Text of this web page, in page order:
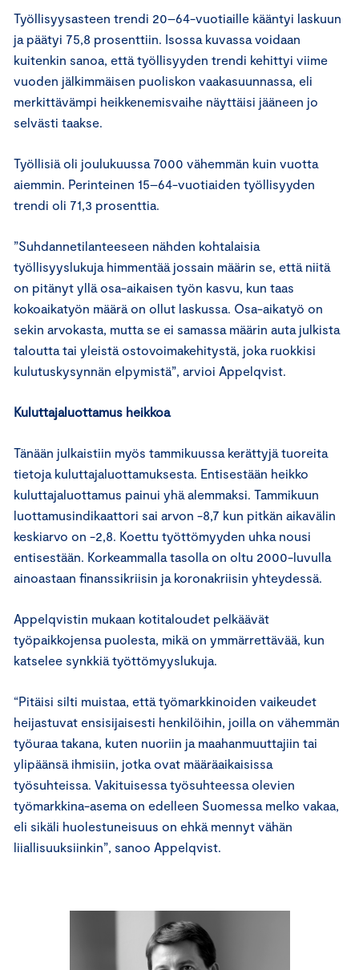
Työllisyysasteen trendi 20–64-vuotiaille kääntyi laskuun
ja päätyi 75,8 prosenttiin. Isossa kuvassa voidaan
kuitenkin sanoa, että työllisyyden trendi kehittyi viime
vuoden jälkimmäisen puoliskon vaakasuunnassa, eli
merkittävämpi heikkenemisvaihe näyttäisi jääneen jo
selvästi taakse.
Työllisiä oli joulukuussa 7000 vähemmän kuin vuotta
aiemmin. Perinteinen 15–64-vuotiaiden työllisyyden
trendi oli 71,3 prosenttia.
”Suhdannetilanteeseen nähden kohtalaisia
työllisyyslukuja himmentää jossain määrin se, että niitä
on pitänyt yllä osa-aikaisen työn kasvu, kun taas
kokoaikatyön määrä on ollut laskussa. Osa-aikatyö on
sekin arvokasta, mutta se ei samassa määrin auta julkista
taloutta tai yleistä ostovoimakehitystä, joka ruokkisi
kulutuskysynnän elpymistä”, arvioi Appelqvist.
Kuluttajaluottamus heikkoa
Tänään julkaistiin myös tammikuussa kerättyjä tuoreita
tietoja kuluttajaluottamuksesta. Entisestään heikko
kuluttajaluottamus painui yhä alemmaksi. Tammikuun
luottamusindikaattori sai arvon -8,7 kun pitkän aikavälin
keskiarvo on -2,8. Koettu työttömyyden uhka nousi
entisestään. Korkeammalla tasolla on oltu 2000-luvulla
ainoastaan finanssikriisin ja koronakriisin yhteydessä.
Appelqvistin mukaan kotitaloudet pelkäävät
työpaikkojensa puolesta, mikä on ymmärrettävää, kun
katselee synkkiä työttömyyslukuja.
“Pitäisi silti muistaa, että työmarkkinoiden vaikeudet
heijastuvat ensisijaisesti henkilöihin, joilla on vähemmän
työuraa takana, kuten nuoriin ja maahanmuuttajiin tai
ylipäänsä ihmisiin, jotka ovat määräaikaisissa
työsuhteissa. Vakituisessa työsuhteessa olevien
työmarkkina-asema on edelleen Suomessa melko vakaa,
eli sikäli huolestuneisuus on ehkä mennyt vähän
liiallisuuksiinkin”, sanoo Appelqvist.